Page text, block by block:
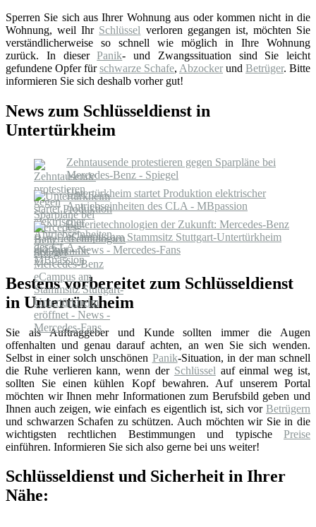
Sperren Sie sich aus Ihrer Wohnung aus oder kommen nicht in die
Wohnung, weil Ihr Schlüssel verloren gegangen ist, möchten Sie
verständlicherweise so schnell wie möglich in Ihre Wohnung
zurück. In dieserPanik- und Zwangssituation sind Sie leicht
gefundene Opfer fürschwarze Schafe, Abzocker und Betrüger. Bitte
informieren Sie sich deshalb vorher gut!
News zum Schlüsseldienst in
Untertürkheim
Zehntausende protestieren gegen Sparpläne bei
Mercedes-Benz - Spiegel
Untertürkheim startet Produktion elektrischer
Antriebseinheiten des CLA - MBpassion
Batterietechnologien der Zukunft: Mercedes-Benz
eCampus am Stammsitz Stuttgart-Untertürkheim
eröffnet - News - Mercedes-Fans
Bestens vorbereitet zum Schlüsseldienst
in Untertürkheim
Sie als Auftraggeber und Kunde sollten immer die Augen
offenhalten und genau darauf achten, an wen Sie sich wenden.
Selbst in einer solch unschönen Panik-Situation, in der man schnell
die Ruhe verlieren kann, wenn der Schlüssel auf einmal weg ist,
sollten Sie einen kühlen Kopf bewahren. Auf unserem Portal
möchten wir Ihnen mehr Informationen zum Berufsbild geben und
Ihnen auch zeigen, wie einfach es eigentlich ist, sich vor Betrügern
und schwarzen Schafen zu schützen. Auch möchten wir Sie in die
wichtigsten rechtlichen Bestimmungen und typische Preise
einführen. Informieren Sie sich also gerne bei uns weiter!
Schlüsseldienst und Sicherheit in Ihrer
Nähe: